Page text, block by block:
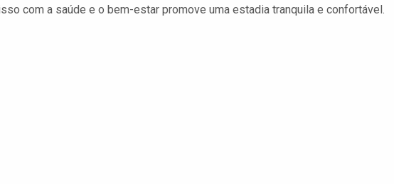
com a saúde e o bem-estar promove uma estadia tranquila e confortável.